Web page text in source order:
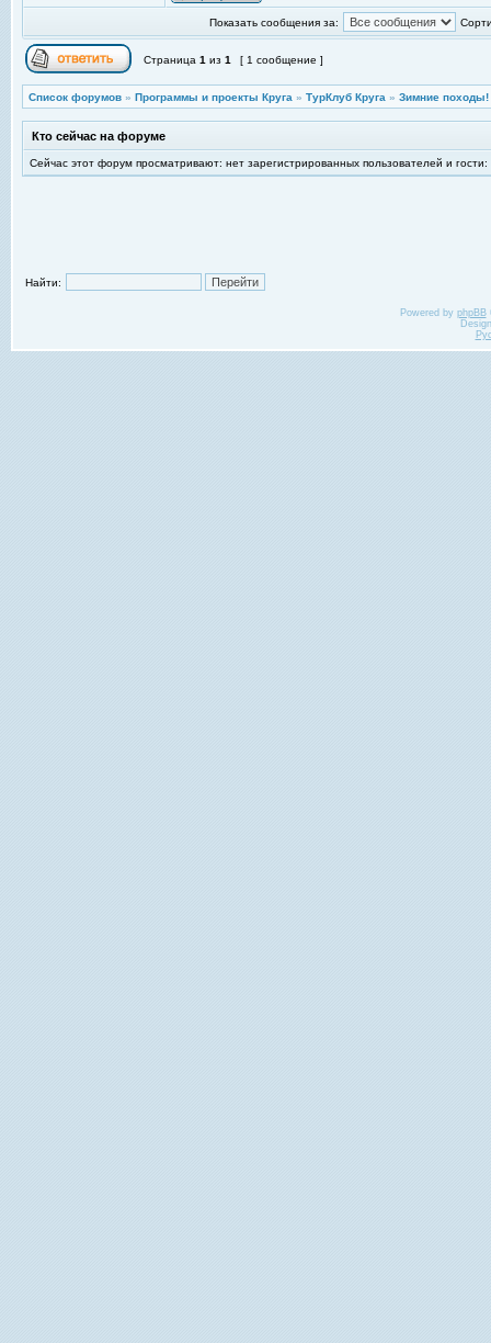
Показать сообщения за:
Страница 1 из 1 [ 1 сообщение ]
Список форумов » Программы и проекты Круга » ТурКлуб Круга » Зимние походы!
Кто сейчас на форуме
Сейчас этот форум просматривают: нет зарегистрированных пользователей и гости:
Найти:
Powered by phpBB